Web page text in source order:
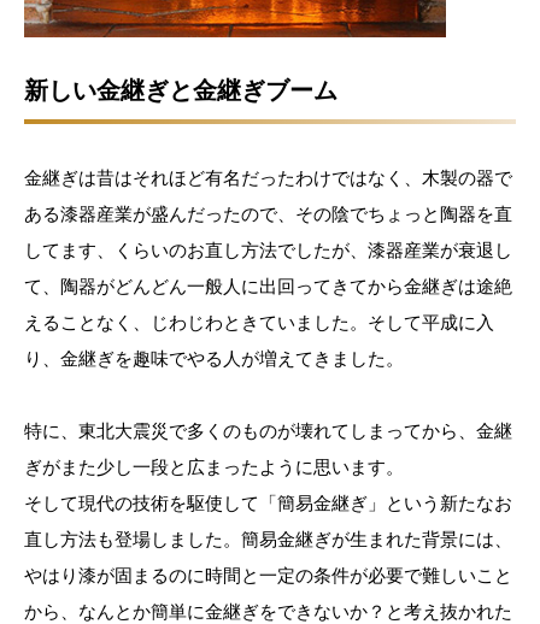
新しい金継ぎと金継ぎブーム
金継ぎは昔はそれほど有名だったわけではなく、木製の器で
ある漆器産業が盛んだったので、その陰でちょっと陶器を直
してます、くらいのお直し方法でしたが、漆器産業が衰退し
て、陶器がどんどん一般人に出回ってきてから金継ぎは途絶
えることなく、じわじわときていました。そして平成に入
り、金継ぎを趣味でやる人が増えてきました。
特に、東北大震災で多くのものが壊れてしまってから、金継
ぎがまた少し一段と広まったように思います。
そして現代の技術を駆使して「簡易金継ぎ」という新たなお
直し方法も登場しました。簡易金継ぎが生まれた背景には、
やはり漆が固まるのに時間と一定の条件が必要で難しいこと
から、なんとか簡単に金継ぎをできないか？と考え抜かれた